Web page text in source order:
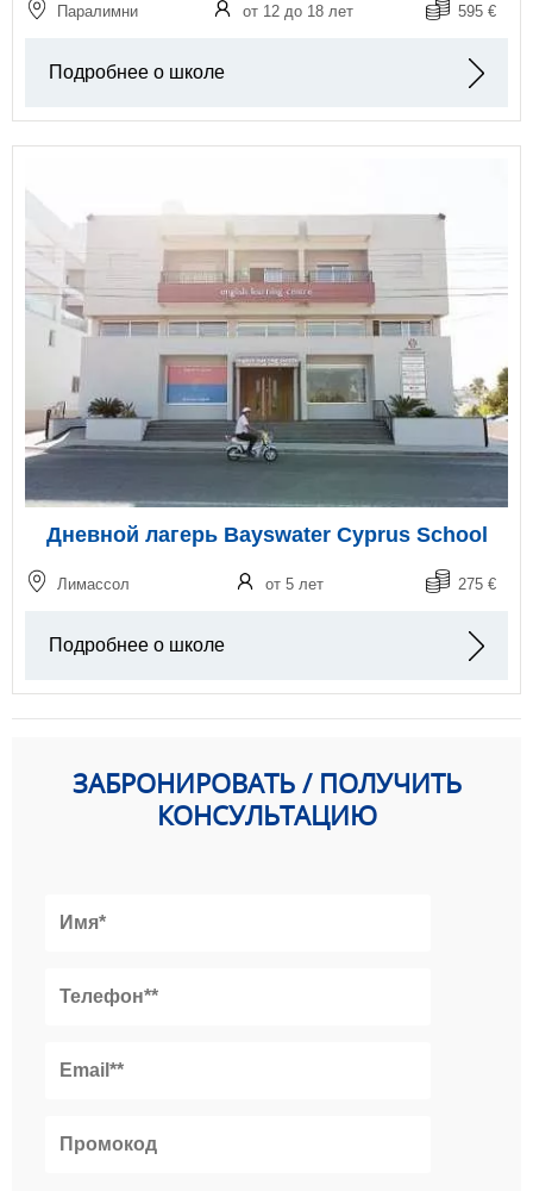
Паралимни от 12 до 18 лет 595 €
Подробнее о школе
Дневной лагерь Bayswater Cyprus School
Лимассол от 5 лет 275 €
Подробнее о школе
ЗАБРОНИРОВАТЬ / ПОЛУЧИТЬ
КОНСУЛЬТАЦИЮ